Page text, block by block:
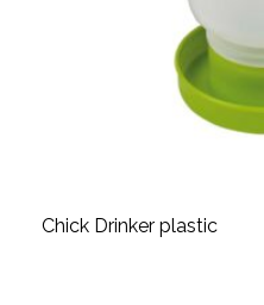
Chick Drinker plastic